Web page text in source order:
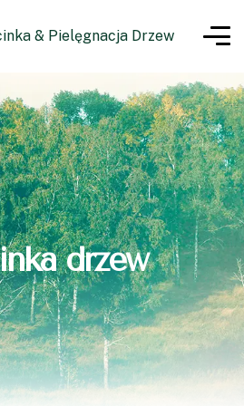
drzew